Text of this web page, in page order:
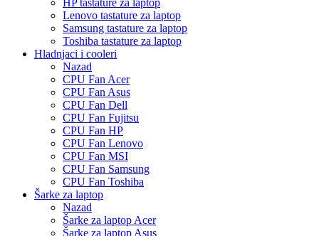
Lenovo tastature za laptop
Samsung tastature za laptop
Toshiba tastature za laptop
Hladnjaci i cooleri
Nazad
CPU Fan Acer
CPU Fan Asus
CPU Fan Dell
CPU Fan Fujitsu
CPU Fan HP
CPU Fan Lenovo
CPU Fan MSI
CPU Fan Samsung
CPU Fan Toshiba
Šarke za laptop
Nazad
Šarke za laptop Acer
Šarke za laptop Asus